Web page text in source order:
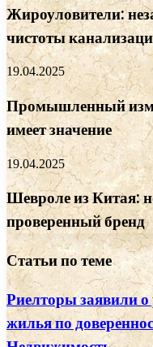
Жироуловители:
чистоты
19.04.2025
Промышленный
имеет значение
19.04.2025
Шевроле из Китая:
проверенный бренд
Статьи по теме
Риелторы заявили
жилья по